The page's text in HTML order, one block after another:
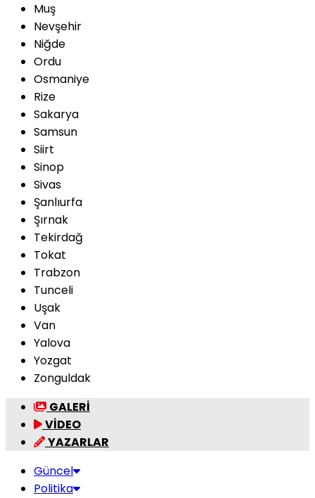
Muş
Nevşehir
Niğde
Ordu
Osmaniye
Rize
Sakarya
Samsun
Siirt
Sinop
Sivas
Şanlıurfa
Şırnak
Tekirdağ
Tokat
Trabzon
Tunceli
Uşak
Van
Yalova
Yozgat
Zonguldak
GALERİ
VİDEO
YAZARLAR
Güncel
Politika